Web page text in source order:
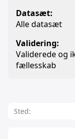
Datasæt:
Alle datasæt
Validering:
Validerede og
fællesskab
Sted: